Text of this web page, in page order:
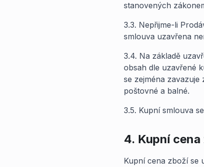
stanovených
3.3. Nepřijme-li
smlouva uzavřena
3.4. Na základě
obsah dle uzavřené
se zejména
poštovné a balné.
3.5. Kupní smlouva
4. Kupní
Kupní cena zboží se